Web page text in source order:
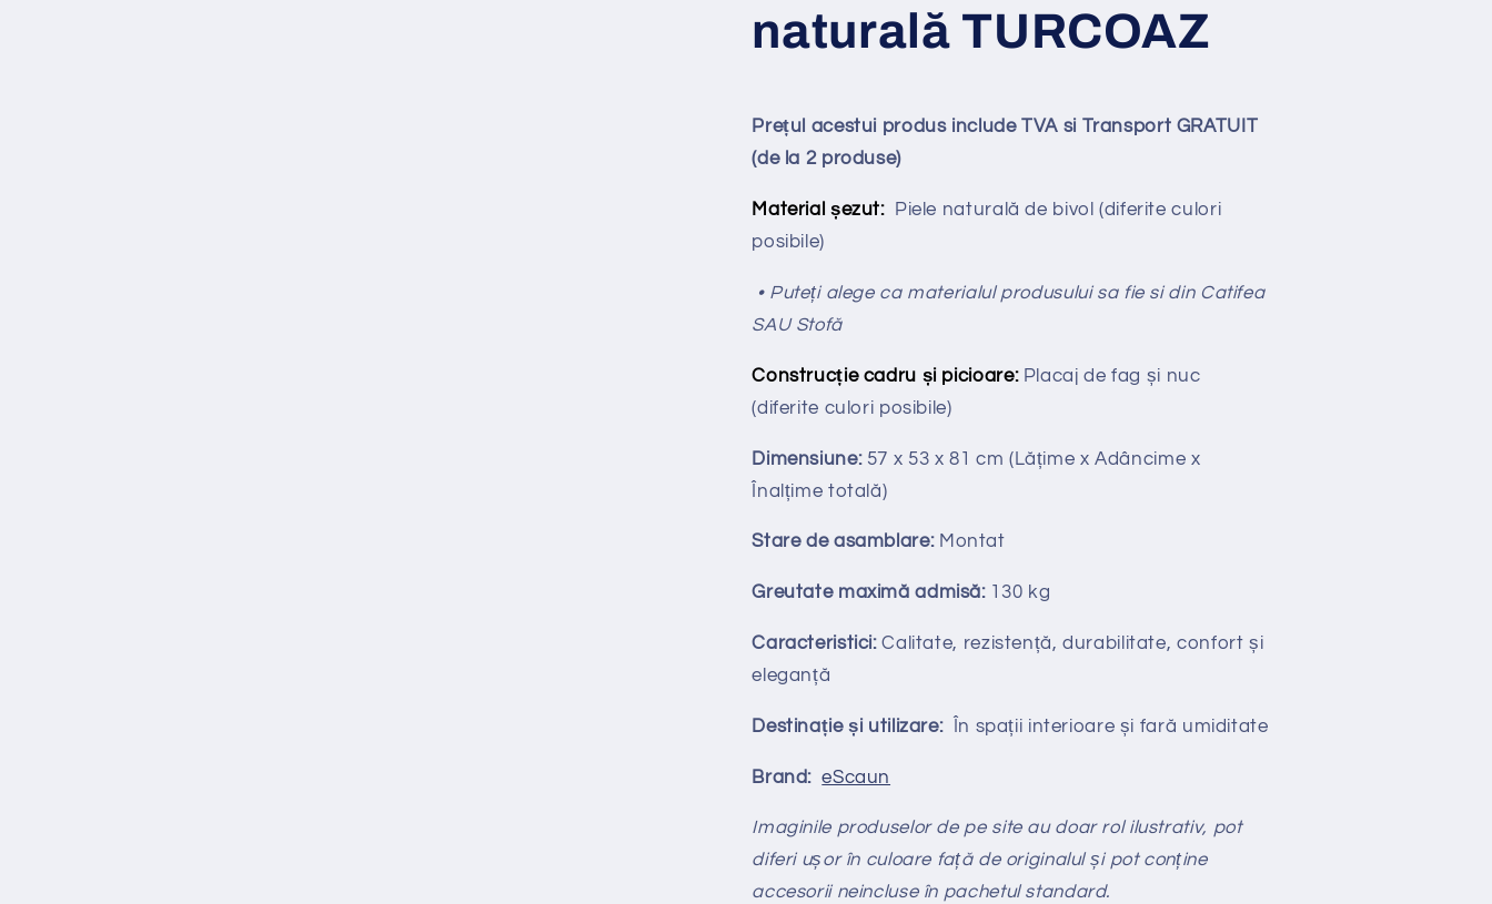
naturală TURCOAZ
Prețul acestui produs include TVA si Transport GRATUIT
(de la 2 produse)
Material șezut:
Piele naturală de bivol (diferite culori
posibile)
• Puteți alege ca materialul produsului sa fie si din Catifea
SAU Stofă
Construcție cadru și picioare: Placaj de fag și nuc
(diferite culori posibile)
Dimensiune: 57 x 53 x 81 cm (Lățime x Adâncime x
Înalțime totală)
Stare de asamblare: Montat
Greutate maximă admisă: 130 kg
Caracteristici:Calitate, rezistență, durabilitate, confort și
eleganță
Destinație și utilizare:În spații interioare și fară umiditate
Brand:eScaun
Imaginile produselor de pe site au doar rol ilustrativ, pot
diferi ușor în culoare față de originalul și pot conține
accesorii neincluse în pachetul standard.